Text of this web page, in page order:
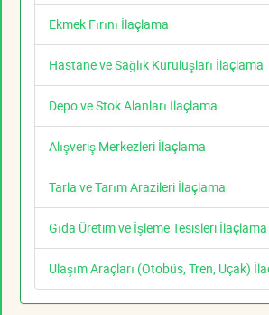
Ekmek Fırını İlaçlama
Hastane ve Sağlık Kuruluşları İlaçlama
Depo ve Stok Alanları İlaçlama
Alışveriş Merkezleri İlaçlama
Tarla ve Tarım Arazileri İlaçlama
Gıda Üretim ve İşleme Tesisleri İlaçlama
Ulaşım Araçları (Otobüs, Tren, Uçak)